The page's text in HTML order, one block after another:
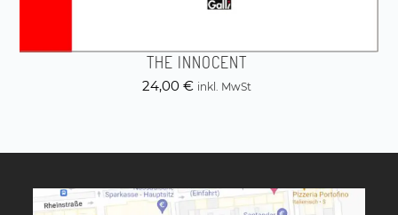
THE INNOCENT
24,00 € inkl. MwSt